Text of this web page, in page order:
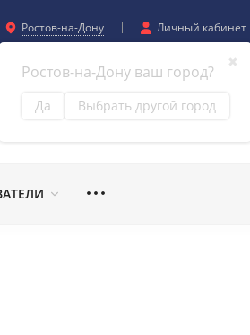
Ростов-на-Дону
✖
Ростов-на-Дону ваш город?
Да Выбрать другой город
Личный кабинет